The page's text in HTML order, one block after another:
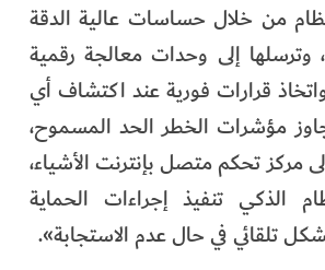
من خلال حساسات عالية الدقة
وترسلها إلى وحدات معالجة رقمية
قرارات فورية عند اكتشاف أي
مؤشرات الخطر الحد المسموح،
مركز تحكم متصل بإنترنت الأشياء،
الذكي تنفيذ إجراءات الحماية
تلقائي في حال عدم الاستجابة».